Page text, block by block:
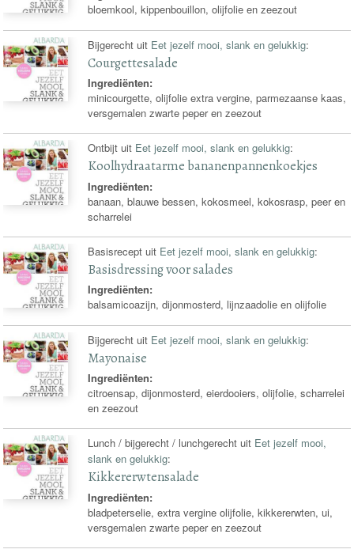
bloemkool, kippenbouillon, olijfolie en zeezout
Bijgerecht uit Eet jezelf mooi, slank en gelukkig:
Courgettesalade
Ingrediënten:
minicourgette, olijfolie extra vergine, parmezaanse kaas,
versgemalen zwarte peper en zeezout
Ontbijt uit Eet jezelf mooi, slank en gelukkig:
Koolhydraatarme bananenpannenkoekjes
Ingrediënten:
banaan, blauwe bessen, kokosmeel, kokosrasp, peer en
scharrelei
Basisrecept uit Eet jezelf mooi, slank en gelukkig:
Basisdressing voor salades
Ingrediënten:
balsamicoazijn, dijonmosterd, lijnzaadolie en olijfolie
Bijgerecht uit Eet jezelf mooi, slank en gelukkig:
Mayonaise
Ingrediënten:
citroensap, dijonmosterd, eierdooiers, olijfolie, scharrelei
en zeezout
Lunch / bijgerecht / lunchgerecht uit Eet jezelf mooi,
slank en gelukkig:
Kikkererwtensalade
Ingrediënten:
bladpeterselie, extra vergine olijfolie, kikkererwten, ui,
versgemalen zwarte peper en zeezout